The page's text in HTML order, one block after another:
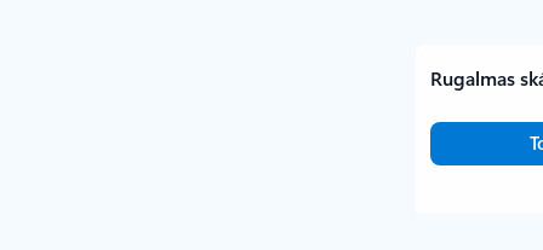
Rugalmas